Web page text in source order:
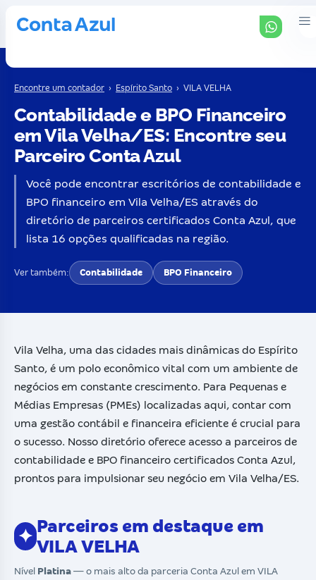
Encontre um contador › Espírito Santo › VILA VELHA
Contabilidade e BPO Financeiro
em Vila Velha/ES: Encontre seu
Parceiro Conta Azul
Você pode encontrar escritórios de contabilidade e
BPO financeiro em Vila Velha/ES através do
diretório de parceiros certificados Conta Azul, que
lista 16 opções qualificadas na região.
Ver também: Contabilidade BPO Financeiro
Vila Velha, uma das cidades mais dinâmicas do Espírito
Santo, é um polo econômico vital com um ambiente de
negócios em constante crescimento. Para Pequenas e
Médias Empresas (PMEs) localizadas aqui, contar com
uma gestão contábil e financeira eficiente é crucial para
o sucesso. Nosso diretório oferece acesso a parceiros de
contabilidade e BPO financeiro certificados Conta Azul,
prontos para impulsionar seu negócio em Vila Velha/ES.
✦
Parceiros em destaque em
VILA VELHA
Nível Platina — o mais alto da parceria Conta Azul em VILA